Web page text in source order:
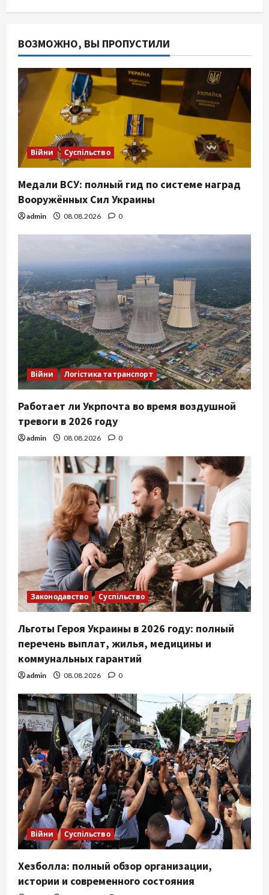
ВОЗМОЖНО, ВЫ ПРОПУСТИЛИ
Війни Суспільство
Медали ВСУ: полный гид по системе наград
Вооружённых Сил Украины
admin 08.08.2026 0
Війни Логістика та транспорт
Работает ли Укрпочта во время воздушной
тревоги в 2026 году
admin 08.08.2026 0
Законодавство Суспільство
Льготы Героя Украины в 2026 году: полный
перечень выплат, жилья, медицины и
коммунальных гарантий
admin 08.08.2026 0
Війни Суспільство
Хезболла: полный обзор организации,
истории и современного состояния